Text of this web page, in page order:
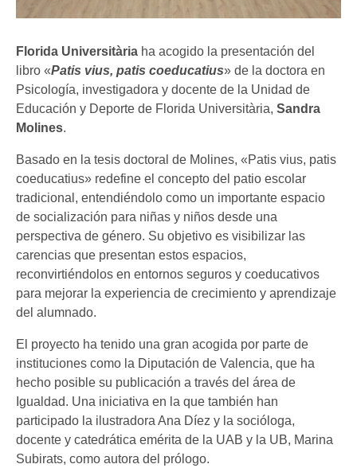
Florida Universitària ha acogido la presentación del
libro «Patis vius, patis coeducatius» de la doctora en
Psicología, investigadora y docente de la Unidad de
Educación y Deporte de Florida Universitària, Sandra
Molines.
Basado en la tesis doctoral de Molines, «Patis vius, patis
coeducatius» redefine el concepto del patio escolar
tradicional, entendiéndolo como un importante espacio
de socialización para niñas y niños desde una
perspectiva de género. Su objetivo es visibilizar las
carencias que presentan estos espacios,
reconvirtiéndolos en entornos seguros y coeducativos
para mejorar la experiencia de crecimiento y aprendizaje
del alumnado.
El proyecto ha tenido una gran acogida por parte de
instituciones como la Diputación de Valencia, que ha
hecho posible su publicación a través del área de
Igualdad. Una iniciativa en la que también han
participado la ilustradora Ana Díez y la socióloga,
docente y catedrática emérita de la UAB y la UB, Marina
Subirats, como autora del prólogo.